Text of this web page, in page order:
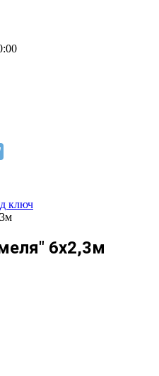
ключ
6х2,3м